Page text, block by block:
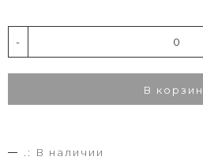
-
В
.:
В наличии